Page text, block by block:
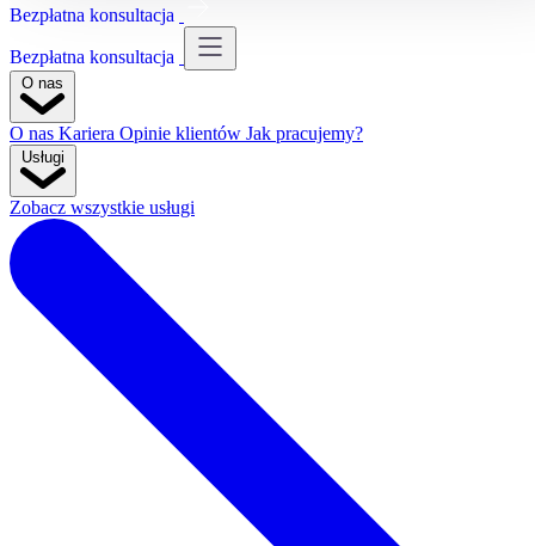
Bezpłatna konsultacja
Bezpłatna konsultacja
O nas Kariera Opinie klientów Jak pracujemy?
Zobacz wszystkie usługi